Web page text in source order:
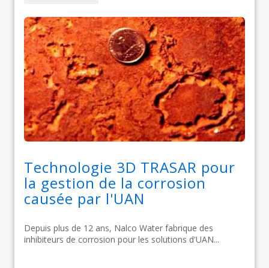
Technologie 3D TRASAR pour
la gestion de la corrosion
causée par l'UAN
Depuis plus de 12 ans, Nalco Water fabrique des
inhibiteurs de corrosion pour les solutions d'UAN...